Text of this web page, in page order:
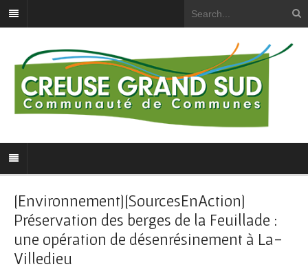
[Environnement][SourcesEnAction]
Préservation des berges de la Feuillade :
une opération de désenrésinement à La-
Villedieu